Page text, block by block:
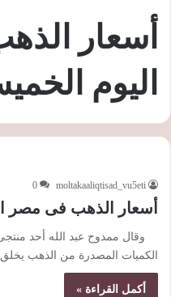
أسعار
اليوم الخميس 7-1-
moltakaaliqtisad_vu5eti
0
أسعار الذهب فى مصر اليوم
الكميات المصدرة من الذهب
أكمل القراءة »